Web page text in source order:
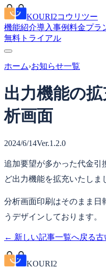
KOURI2コウリツー
機能紹介導入事例料金プラ
無料トライアル
ホーム›お知らせ一覧
出力機能の
析画面
2024/6/14Ver.1.2.0
追加要望が多かった代金引
ど出力機能を拡充いたしま
分析画面印刷はそのまま日
うデザインしております。
← 新しい記事一覧へ戻る古
KOURI2